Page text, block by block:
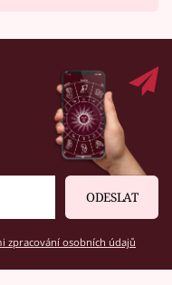
ODESLAT
zpracování osobních údajů